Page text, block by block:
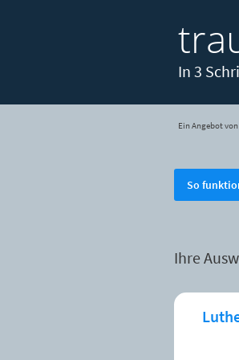
In 3
Ein Angebot
So
Ihre